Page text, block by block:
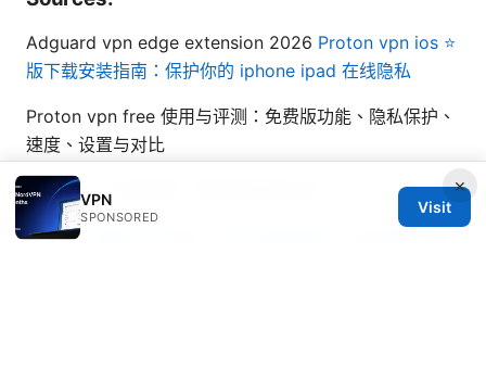
Adguard vpn edge extension 2026 Proton vpn ios ⭐
版下载安装指南：保护你的 iphone ipad 在线隐私
Proton vpn free 使用与评测：免费版功能、隐私保护、
速度、设置与对比
Vpn梯子：全面指南、實作與風險分析
在线永久免费入口导航：VPN 使用指南、优选资源与最
×
VPN
SPONSORED
Visit